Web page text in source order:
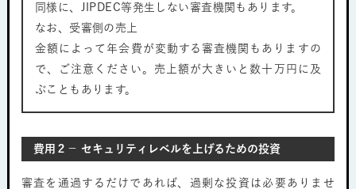
同様に、JIPDEC等発生しない審査機関もあります。
なお、受審側の売上
金額によって年会費が変動する審査機関もありますの
で、ご注意ください。売上額が大きいと数十万円に及
ぶこともあります。
費用２− セキュリティレベルを上げるための投資
審査を通過するだけであれば、過剰な投資は必要ありませ